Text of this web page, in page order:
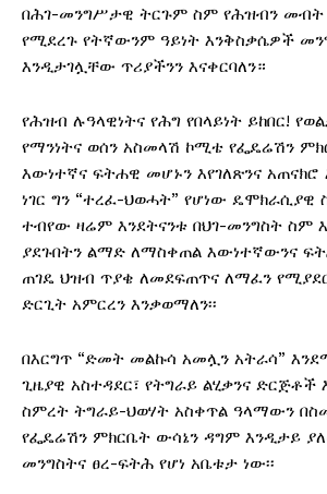
በሕገ-መንግሥታዊ ትርጉም ስም የሕዝብን መብት
የሚደረጉ የትኛውንም ዓይነት እንቅስቃሴዎች
እንዲታገሏቸው ጥሪያችንን እናቀርባለን።
የሕዝብ ሉዓላዊነትና የሕግ የበላይነት ይከበር!
የማንነትና ወሰን አስመላሽ ኮሚቴ የፌዴሬሽን
እውነተኛና ፍትሐዊ መሆኑን እየገለጽንና አጠናክሮ
ነገር ግን “ተረፈ-ህወሓት” የሆነው ዴሞክራሲያዊ
ተብየው ዛሬም እንደትናንቱ በህገ-መንግስት ስም
ያደጉበትን ልማድ ለማስቀጠል እውነተኛውንና
ጠገዴ ህዝብ ጥያቄ ለመደፍጠጥና ለማፈን
ድርጊት አምርረን እንቃወማለን፡፡
በእርግጥ “ድመት መልኩሳ አመሏን አትራሳ”
ጊዜያዊ አስተዳደር፣ የትግራይ ልሂቃንና ድርጅቶች
ስምረት ትግራይ-ህወሃት አስቀጥል ዓላማውን
የፌዴሬሽን ምክርቤት ውሳኔን ዳግም እንዲታይ
መንግስትና ፀረ-ፍትሕ የሆነ አቤቱታ ነው፡፡